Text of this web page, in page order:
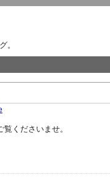
。
くださいませ。